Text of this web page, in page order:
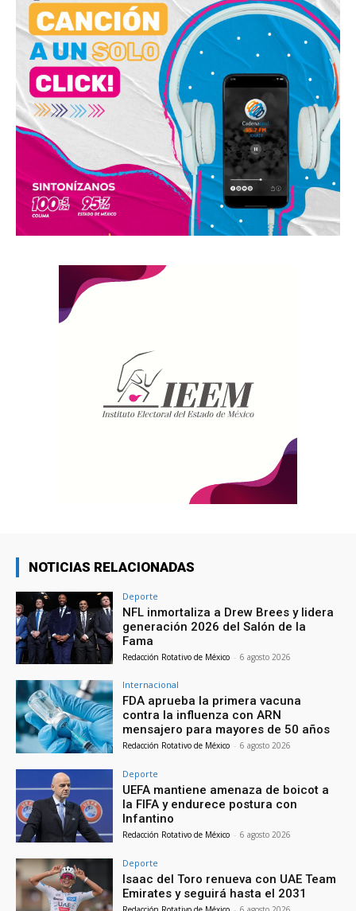
NOTICIAS RELACIONADAS
Deporte
NFL inmortaliza a Drew Brees y lidera
generación 2026 del Salón de la
Fama
Redacción Rotativo de México - 6 agosto 2026
Internacional
FDA aprueba la primera vacuna
contra la influenza con ARN
mensajero para mayores de 50 años
Redacción Rotativo de México - 6 agosto 2026
Deporte
UEFA mantiene amenaza de boicot a
la FIFA y endurece postura con
Infantino
Redacción Rotativo de México - 6 agosto 2026
Deporte
Isaac del Toro renueva con UAE Team
Emirates y seguirá hasta el 2031